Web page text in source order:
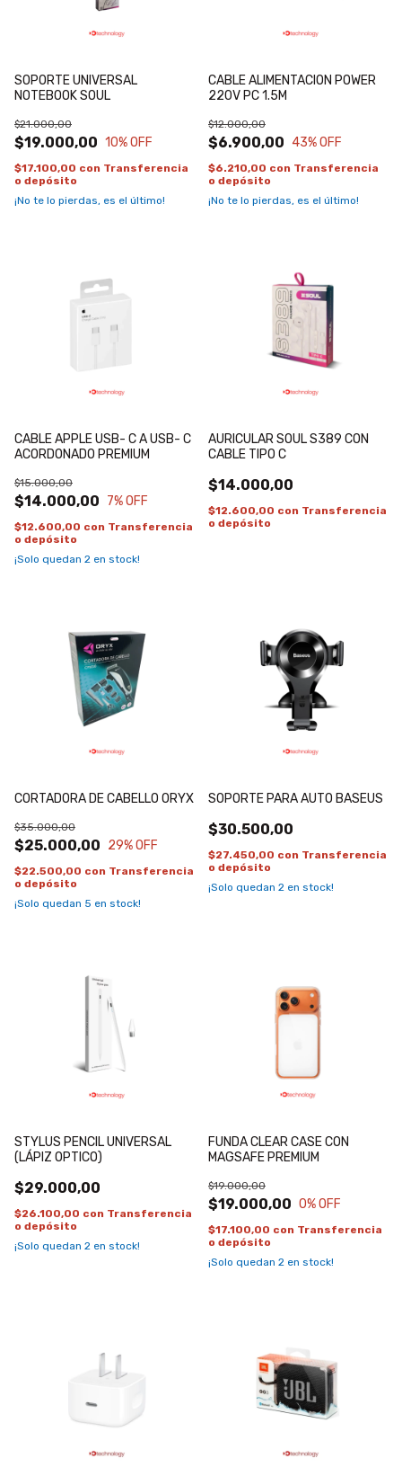
SOPORTE UNIVERSAL
NOTEBOOK SOUL
$19.000,00
$21.000,00
10% OFF
$17.100,00 con Transferencia
o depósito
¡No te lo pierdas, es el último!
CABLE ALIMENTACION POWER
220V PC 1.5M
$6.900,00
$12.000,00
43% OFF
$6.210,00 con Transferencia
o depósito
¡No te lo pierdas, es el último!
CABLE APPLE USB- C A USB- C
ACORDONADO PREMIUM
$14.000,00
$15.000,00
7% OFF
$12.600,00 con Transferencia
o depósito
¡Solo quedan 2 en stock!
AURICULAR SOUL S389 CON
CABLE TIPO C
$14.000,00
$12.600,00 con Transferencia
o depósito
CORTADORA DE CABELLO ORYX
$25.000,00
$35.000,00
29% OFF
$22.500,00 con Transferencia
o depósito
¡Solo quedan 5 en stock!
SOPORTE PARA AUTO BASEUS
$30.500,00
$27.450,00 con Transferencia
o depósito
¡Solo quedan 2 en stock!
STYLUS PENCIL UNIVERSAL
(LÁPIZ OPTICO)
$29.000,00
$26.100,00 con Transferencia
o depósito
¡Solo quedan 2 en stock!
FUNDA CLEAR CASE CON
MAGSAFE PREMIUM
$19.000,00
$19.000,00
0% OFF
$17.100,00 con Transferencia
o depósito
¡Solo quedan 2 en stock!